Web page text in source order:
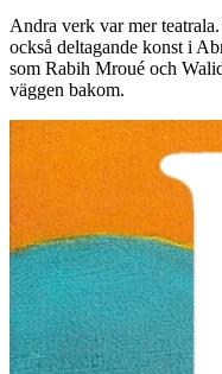
Andra verk var mer
också deltagande konst i
som Rabih Mroué och
väggen bakom.